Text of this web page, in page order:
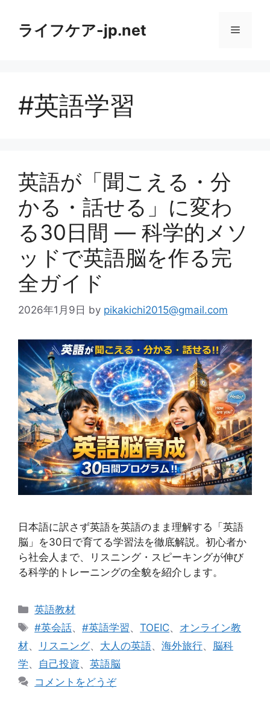
ライフケア-jp.net メ
#英語学習
英語が「聞こえる・分
かる・話せる」に変わ
る30日間 ― 科学的メソ
ッドで英語脳を作る完
全ガイド
2026年1月9日 by pikakichi2015@gmail.com
日本語に訳さず英語を英語のまま理解する「英語
脳」を30日で育てる学習法を徹底解説。初心者か
ら社会人まで、リスニング・スピーキングが伸び
る科学的トレーニングの全貌を紹介します。
カ
テ
リ
ー
英語教材
タ
グ
#英会話、#英語学習、TOEIC、 オンライン教
材、 リスニング、 大人の英語、 海外旅行、 脳科
学、 自己投資、 英語脳
コメントをどうぞ